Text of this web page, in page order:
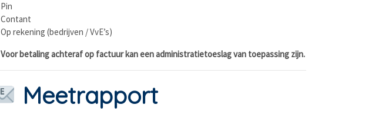
Pin
Contant
Op rekening (bedrijven / VvE’s)
Voor betaling achteraf op factuur kan een administratietoeslag van toepassing zijn.
Meetrapport